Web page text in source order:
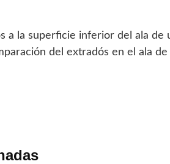
a la superficie inferior del ala de
del extradós en el ala de